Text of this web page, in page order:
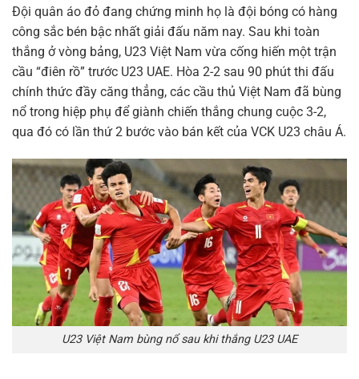
Đội quân áo đỏ đang chứng minh họ là đội bóng có hàng
công sắc bén bậc nhất giải đấu năm nay. Sau khi toàn
thắng ở vòng bảng, U23 Việt Nam vừa cống hiến một trận
cầu “điên rồ” trước U23 UAE. Hòa 2-2 sau 90 phút thi đấu
chính thức đầy căng thẳng, các cầu thủ Việt Nam đã bùng
nổ trong hiệp phụ để giành chiến thắng chung cuộc 3-2,
qua đó có lần thứ 2 bước vào bán kết của VCK U23 châu Á.
U23 Việt Nam bùng nổ sau khi thắng U23 UAE